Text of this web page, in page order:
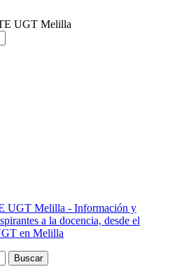
UGT Melilla
UGT Melilla - Información y
a la docencia, desde el
en Melilla